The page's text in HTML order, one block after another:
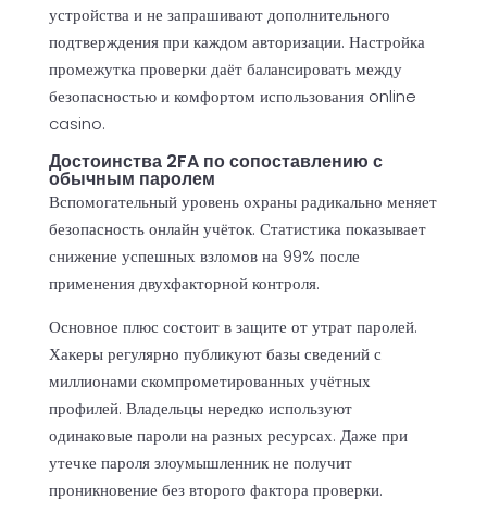
устройства и не запрашивают дополнительного
подтверждения при каждом авторизации. Настройка
промежутка проверки даёт балансировать между
безопасностью и комфортом использования online
casino.
Достоинства 2FA по сопоставлению с
обычным паролем
Вспомогательный уровень охраны радикально меняет
безопасность онлайн учёток. Статистика показывает
снижение успешных взломов на 99% после
применения двухфакторной контроля.
Основное плюс состоит в защите от утрат паролей.
Хакеры регулярно публикуют базы сведений с
миллионами скомпрометированных учётных
профилей. Владельцы нередко используют
одинаковые пароли на разных ресурсах. Даже при
утечке пароля злоумышленник не получит
проникновение без второго фактора проверки.